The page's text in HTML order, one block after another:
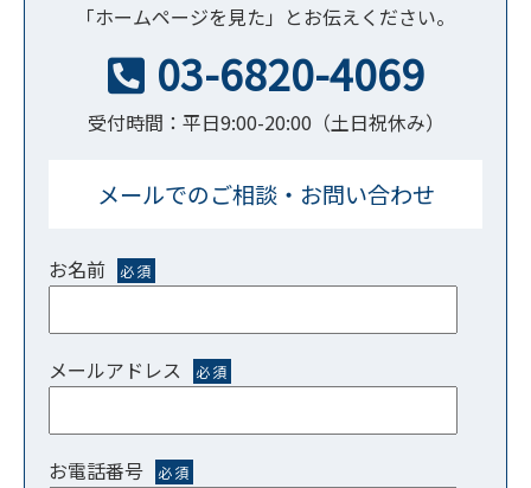
「ホームページを見た」とお伝えください。
03-6820-4069
受付時間：平日9:00-20:00（土日祝休み）
メールでのご相談・お問い合わせ
お名前 必須
メールアドレス 必須
お電話番号 必須